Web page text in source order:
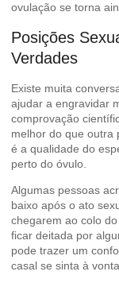
ovulação se torna
Posições
Verdades
Existe muita
ajudar a engravidar
comprovação
melhor do que outra
é a qualidade do
perto do óvulo.
Algumas pessoas
baixo após o ato
chegarem ao colo
ficar deitada por
pode trazer um
casal se sinta à